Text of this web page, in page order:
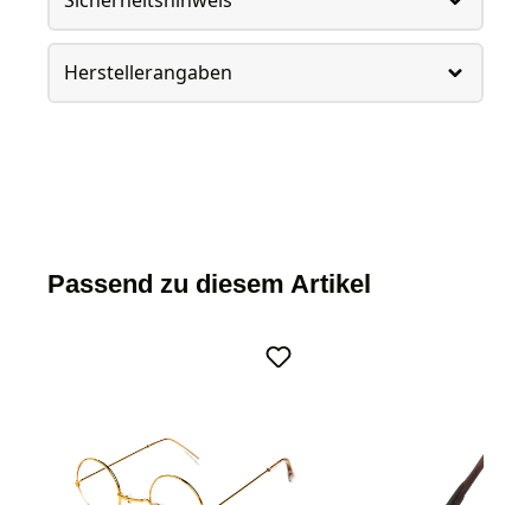
Herstellerangaben
Passend zu diesem Artikel